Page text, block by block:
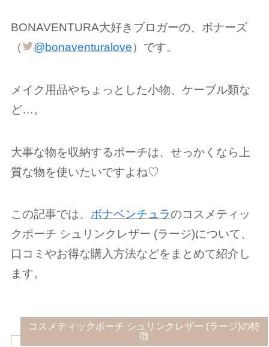
BONAVENTURA大好きブロガーの、ボナーズ
（
@bonaventuralove）です。
メイク用品やちょっとした小物、ケーブル類な
ど…。
大事な物を収納するポーチは、せっかくなら上
質な物を使いたいですよね♡
この記事では、 ボナベンチュラのコスメティッ
クポーチ シュリンクレザー (ラージ)について、
口コミやお得な購入方法などをまとめて紹介し
ます。
コスメティックポーチ シュリンクレザー (ラージ)の特
徴